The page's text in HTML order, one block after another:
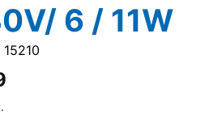
6 / 11W